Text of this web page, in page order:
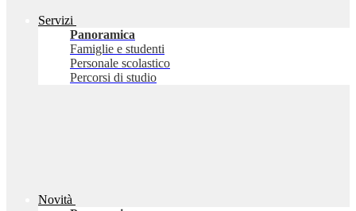
Servizi
Panoramica
Famiglie e studenti
Personale scolastico
Percorsi di studio
Novità